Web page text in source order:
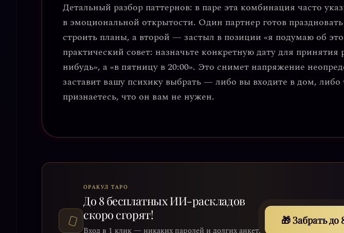
Детальный разбор паттернов: в паре эта комбинация часто
в эмоциональной открытости. Один партнер готов
строить планы, а второй — застыл в позиции «я подумаю об
практический совет: назначьте конкретную дату для принятия
нибудь», а «в пятницу в 20:00». Это снимет напряжение
заставит вашу психику выбрать — либо вы входите в дом, либо
признаетесь, что он вам не нужен.
ОРАКУЛ ТАРО
До 8 бесплатных ИИ-раскладов
скоро сгорят!
🎁 Забрать до